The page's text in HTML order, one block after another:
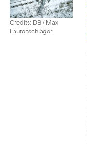
Credits: DB / Max
Lautenschläger